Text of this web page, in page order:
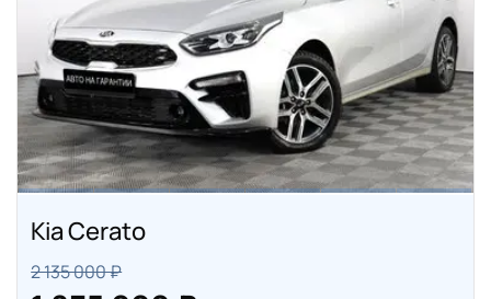
Kia Cerato
2 135 000 ₽